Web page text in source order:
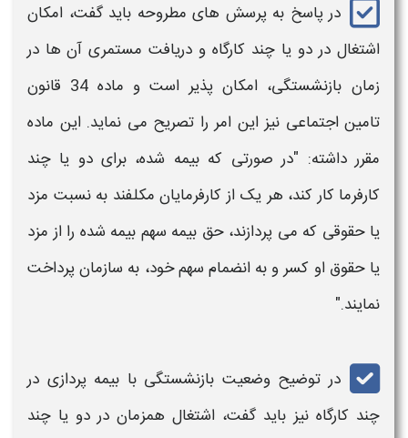
در پاسخ به پرسش های مطروحه باید گفت، امکان
اشتغال در دو یا چند کارگاه و دریافت مستمری آن ها در
زمان بازنشستگی
، امکان پذیر است و ماده 34 قانون
تامین اجتماعی نیز این امر را تصریح می نماید. این ماده
مقرر داشته: "در صورتی که بیمه شده، برای دو یا چند
کارفرما کار کند، هر یک از کارفرمایان مکلفند به نسبت مزد
یا حقوقی که می‌ پردازند، حق بیمه سهم ‌بیمه شده را از مزد
یا حقوق او کسر و به انضمام سهم خود، به سازمان پرداخت
نمایند."
در توضیح وضعیت بازنشستگی با بیمه پردازی در
چند کارگاه نیز باید گفت، اشتغال همزمان در دو یا چند